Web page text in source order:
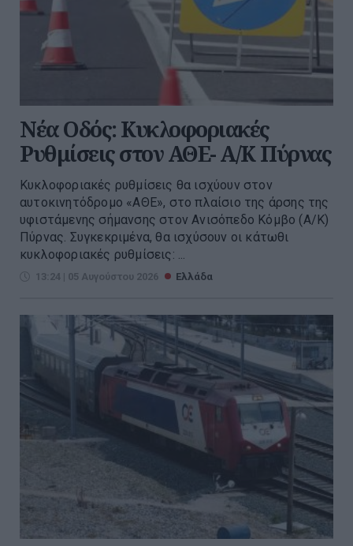
Νέα Οδός: Κυκλοφοριακές
Ρυθμίσεις στον ΑΘΕ- Α/Κ Πύρνας
Κυκλοφοριακές ρυθμίσεις θα ισχύουν στον
αυτοκινητόδρομο «ΑΘΕ», στο πλαίσιο της άρσης της
υφιστάμενης σήμανσης στον Ανισόπεδο Κόμβο (Α/Κ)
Πύρνας. Συγκεκριμένα, θα ισχύσουν οι κάτωθι
κυκλοφοριακές ρυθμίσεις: ...
13:24 | 05 Αυγούστου 2026 Ελλάδα